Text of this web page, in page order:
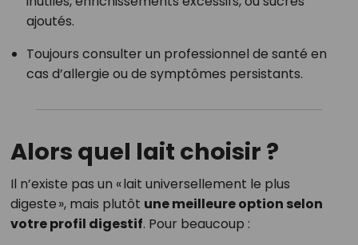
ajoutés.
Toujours consulter un professionnel de santé en
cas d’allergie ou de symptômes persistants.
Alors quel lait choisir ?
Il n’existe pas un « lait universellement le plus
digeste », mais plutôt une meilleure option selon
votre profil digestif. Pour beaucoup :